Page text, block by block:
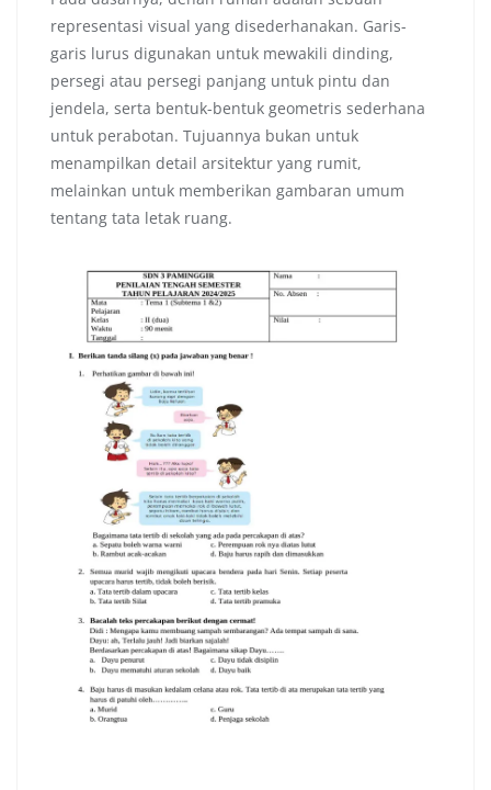
representasi visual yang disederhanakan. Garis-
garis lurus digunakan untuk mewakili dinding,
persegi atau persegi panjang untuk pintu dan
jendela, serta bentuk-bentuk geometris sederhana
untuk perabotan. Tujuannya bukan untuk
menampilkan detail arsitektur yang rumit,
melainkan untuk memberikan gambaran umum
tentang tata letak ruang.